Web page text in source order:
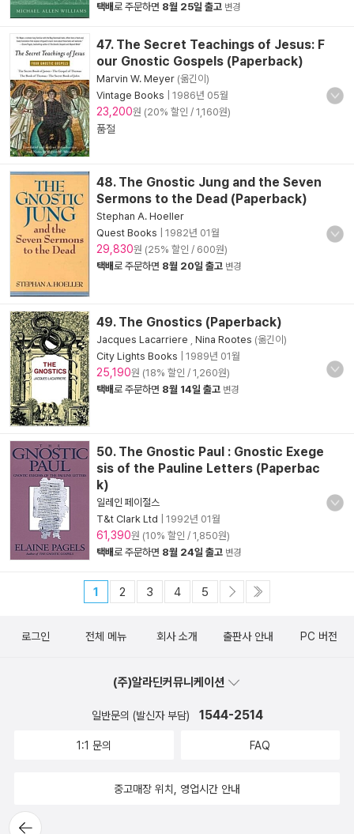
택배로 주문하면 8월 25일 출고 변경
47. The Secret Teachings of Jesus: F
our Gnostic Gospels (Paperback)
Marvin W. Meyer (옮긴이)
Vintage Books
1986년 05월
23,200원 (20% 할인 / 1,160원)
품절
48. The Gnostic Jung and the Seven
Sermons to the Dead (Paperback)
Stephan A. Hoeller
Quest Books
1982년 01월
29,830원 (25% 할인 / 600원)
택배로 주문하면 8월 20일 출고 변경
49. The Gnostics (Paperback)
Jacques Lacarriere Nina Rootes (옮긴이)
City Lights Books
1989년 01월
25,190원 (18% 할인 / 1,260원)
택배로 주문하면 8월 14일 출고 변경
50. The Gnostic Paul : Gnostic Exege
sis of the Pauline Letters (Paperbac
k)
일레인 페이절스
T&t Clark Ltd
1992년 01월
61,390원 (10% 할인 / 1,850원)
택배로 주문하면 8월 24일 출고 변경
1 2 3 4 5
뒤로가
로그인 전체 메뉴 회사 소개 출판사 안내 PC 버전
(주)알라딘커뮤니케이션
일반문의 (발신자 부담) 1544-2514
1:1 문의 FAQ
중고매장 위치, 영업시간 안내